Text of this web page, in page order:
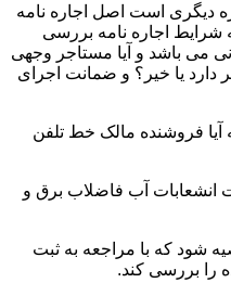
دیگری است اصل اجاره نامه
اجاره نامه بررسی
می باشد و آیا مستاجر وجهی
دارد یا خیر؟ و ضمانت اجرای
آیا فروشنده مالک خط تلفن
انشعابات آب فاضلاب برق و
شود که با مراجعه به ثبت
را بررسی کند.